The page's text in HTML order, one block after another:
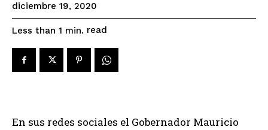
diciembre 19, 2020
Less than 1 min. read
En sus redes sociales el Gobernador Mauricio